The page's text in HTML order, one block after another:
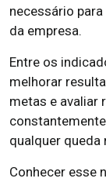
necessário
da empresa.
Entre os
melhorar
metas e avaliar
qualquer queda
Conhecer esse